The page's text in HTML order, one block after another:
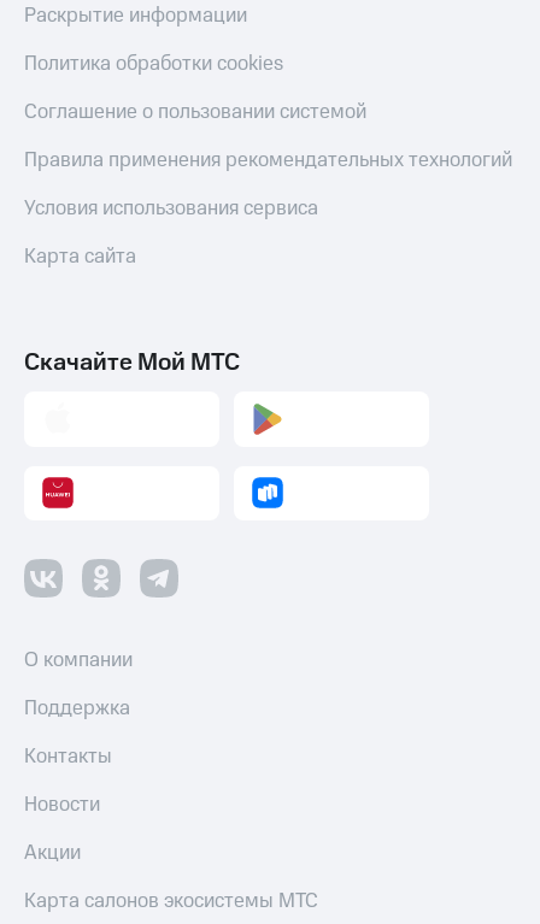
Раскрытие информации
Политика обработки cookies
Соглашение о пользовании системой
Правила применения рекомендательных технологий
Условия использования сервиса
Карта сайта
Скачайте Мой МТС
О компании
Поддержка
Контакты
Новости
Акции
Карта салонов экосистемы МТС